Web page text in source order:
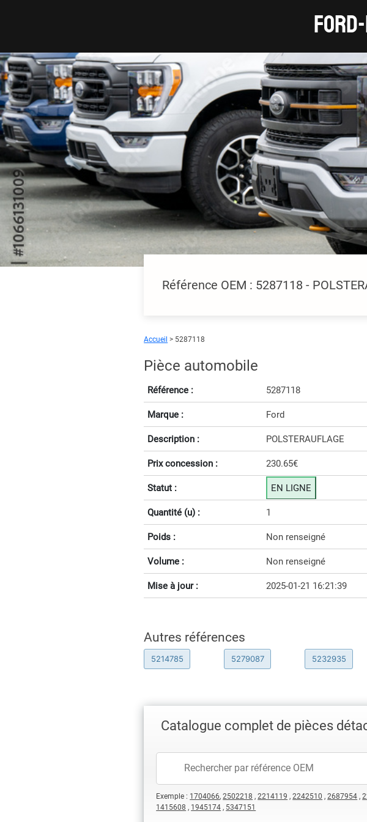
Référence OEM : 5287118 -
Accueil > 5287118
Pièce automobile
Référence : 5287118
Marque : Ford
Description : POLSTERAUFLAGE
Prix concession : 230.65€
Statut : EN LIGNE
Quantité (u) : 1
Poids : Non renseigné
Volume : Non renseigné
Mise à jour : 2025-01-21 16:21:39
Autres références
5214785 5279087 5232935
Catalogue complet de pièces
Exemple : 1704066,2502218 ,2214119 ,2242510 ,2687954 ,
1415608 , 1945174 , 5347151